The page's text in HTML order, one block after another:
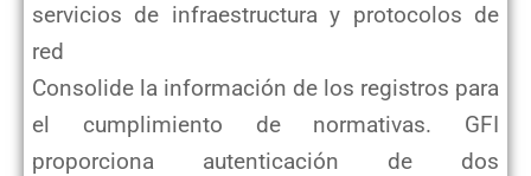
servicios de infraestructura y protocolos de
red
Consolide la información de los registros para
el cumplimiento de normativas. GFI
proporciona autenticación de dos